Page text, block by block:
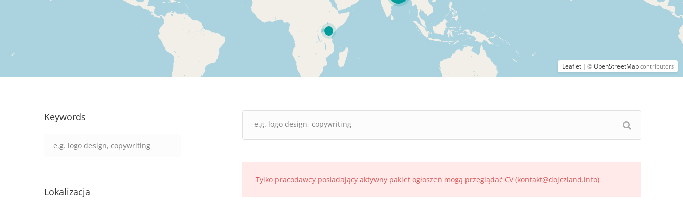
Leaflet | © OpenStreetMap contributors
Keywords
Lokalizacja
Tylko pracodawcy posiadający aktywny pakiet ogłoszeń mogą przeglądać CV (kontakt@dojczland.info)